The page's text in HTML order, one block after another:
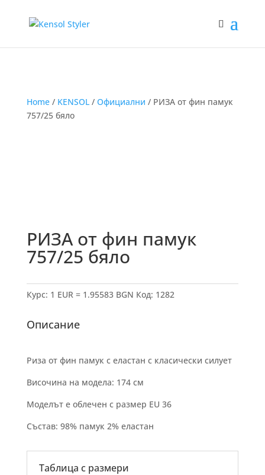
Home/ KENSOL/ Официални / РИЗА от фин памук
757/25 бяло
РИЗА от фин памук
757/25 бяло
Курс: 1 EUR = 1.95583 BGN Код: 1282
Описание
Риза от фин памук с еластан с класически силует
Височина на модела: 174 см
Моделът е облечен с размер EU 36
Състав: 98% памук 2% еластан
Таблица с размери